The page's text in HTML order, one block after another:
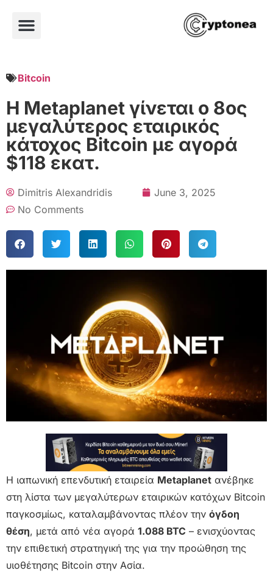
Bitcoin
Η Metaplanet γίνεται ο 8ος
μεγαλύτερος εταιρικός
κάτοχος Bitcoin με αγορά
$118 εκατ.
Dimitris Alexandridis
June 3, 2025
No Comments
Η ιαπωνική επενδυτική εταιρεία Metaplanet ανέβηκε
στη λίστα των μεγαλύτερων εταιρικών κατόχων Bitcoin
παγκοσμίως, καταλαμβάνοντας πλέον την όγδοη
θέση, μετά από νέα αγορά 1.088 BTC – ενισχύοντας
την επιθετική στρατηγική της για την προώθηση της
υιοθέτησης Bitcoin στην Ασία.